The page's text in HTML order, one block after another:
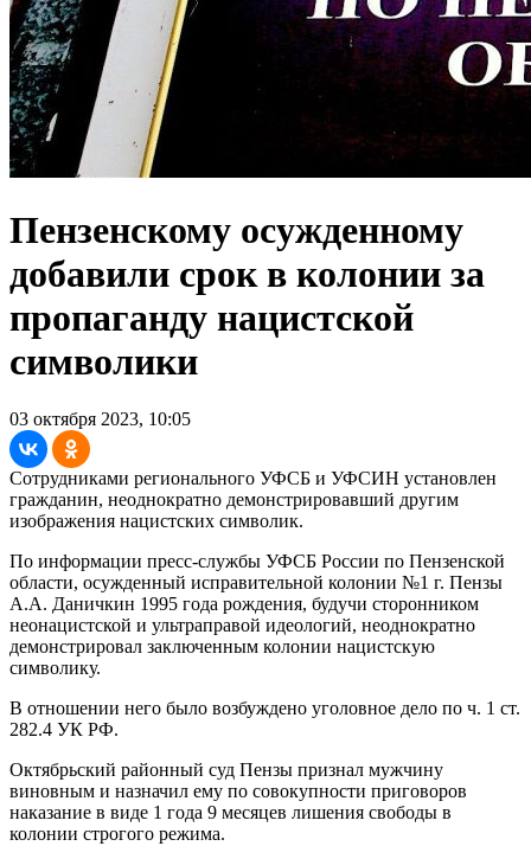
Пензенскому осужденному
добавили срок в колонии за
пропаганду нацистской
символики
03 октября 2023, 10:05
Сотрудниками регионального УФСБ и УФСИН установлен
гражданин, неоднократно демонстрировавший другим
изображения нацистских символик.
По информации пресс-службы УФСБ России по Пензенской
области, осужденный исправительной колонии №1 г. Пензы
А.А. Даничкин 1995 года рождения, будучи сторонником
неонацистской и ультраправой идеологий, неоднократно
демонстрировал заключенным колонии нацистскую
символику.
В отношении него было возбуждено уголовное дело по ч. 1 ст.
282.4 УК РФ.
Октябрьский районный суд Пензы признал мужчину
виновным и назначил ему по совокупности приговоров
наказание в виде 1 года 9 месяцев лишения свободы в
колонии строгого режима.